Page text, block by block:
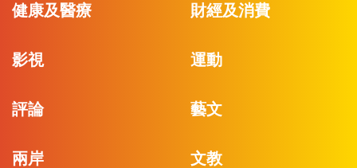
健康及醫療 財經及消費
影視 運動
評論 藝文
兩岸 文教